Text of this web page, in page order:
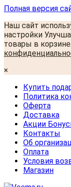
Полная версия
Наш сайт
настройки
товары в
×
Купить
Политика
Оферта
Доставка
Акции
Контакты
Об
Оплата
Условия
Магазин